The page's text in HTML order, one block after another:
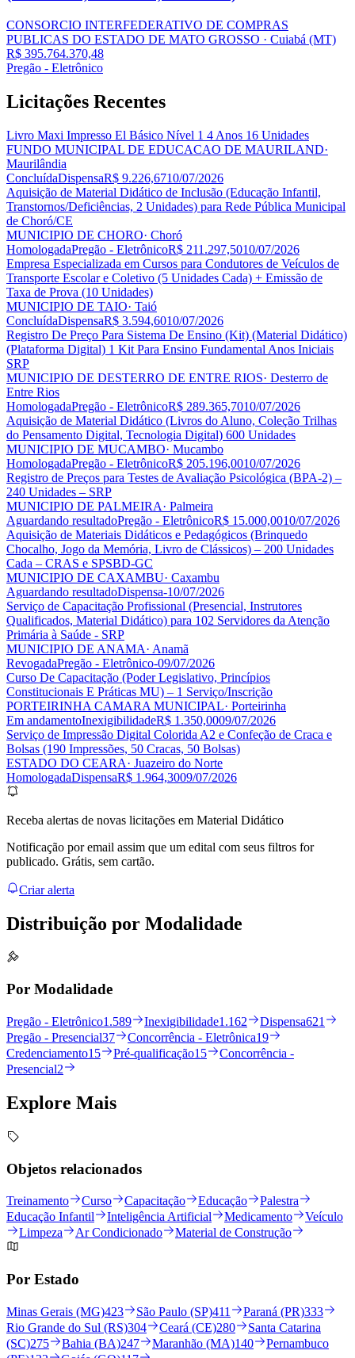
CONSORCIO INTERFEDERATIVO DE COMPRAS
PUBLICAS DO ESTADO DE MATO GROSSO · Cuiabá (MT)
R$ 395.764.370,48
Pregão - Eletrônico
Licitações Recentes
Livro Maxi Impresso El Básico Nível 1 4 Anos 16 Unidades
FUNDO MUNICIPAL DE EDUCACAO DE MAURILAND·
Maurilândia
ConcluídaDispensaR$ 9.226,6710/07/2026
Aquisição de Material Didático de Inclusão (Educação Infantil,
Transtornos/Deficiências, 2 Unidades) para Rede Pública Municipal
de Choró/CE
MUNICIPIO DE CHORO· Choró
HomologadaPregão - EletrônicoR$ 211.297,5010/07/2026
Empresa Especializada em Cursos para Condutores de Veículos de
Transporte Escolar e Coletivo (5 Unidades Cada) + Emissão de
Taxa de Prova (10 Unidades)
MUNICIPIO DE TAIO· Taió
ConcluídaDispensaR$ 3.594,6010/07/2026
Registro De Preço Para Sistema De Ensino (Kit) (Material Didático)
(Plataforma Digital) 1 Kit Para Ensino Fundamental Anos Iniciais
SRP
MUNICIPIO DE DESTERRO DE ENTRE RIOS· Desterro de
Entre Rios
HomologadaPregão - EletrônicoR$ 289.365,7010/07/2026
Aquisição de Material Didático (Livros do Aluno, Coleção Trilhas
do Pensamento Digital, Tecnologia Digital) 600 Unidades
MUNICIPIO DE MUCAMBO· Mucambo
HomologadaPregão - EletrônicoR$ 205.196,0010/07/2026
Registro de Preços para Testes de Avaliação Psicológica (BPA-2) –
240 Unidades – SRP
MUNICIPIO DE PALMEIRA· Palmeira
Aguardando resultadoPregão - EletrônicoR$ 15.000,0010/07/2026
Aquisição de Materiais Didáticos e Pedagógicos (Brinquedo
Chocalho, Jogo da Memória, Livro de Clássicos) – 200 Unidades
Cada – CRAS e SPSBD-GC
MUNICIPIO DE CAXAMBU· Caxambu
Aguardando resultadoDispensa-10/07/2026
Serviço de Capacitação Profissional (Presencial, Instrutores
Qualificados, Material Didático) para 102 Servidores da Atenção
Primária à Saúde - SRP
MUNICIPIO DE ANAMA· Anamã
RevogadaPregão - Eletrônico-09/07/2026
Curso De Capacitação (Poder Legislativo, Princípios
Constitucionais E Práticas MU) – 1 Serviço/Inscrição
PORTEIRINHA CAMARA MUNICIPAL· Porteirinha
Em andamentoInexigibilidadeR$ 1.350,0009/07/2026
Serviço de Impressão Digital Colorida A2 e Confeção de Craca e
Bolsas (190 Impressões, 50 Cracas, 50 Bolsas)
ESTADO DO CEARA· Juazeiro do Norte
HomologadaDispensaR$ 1.964,3009/07/2026
Receba alertas de novas licitações em Material Didático
Notificação por email assim que um edital com seus filtros for
publicado. Grátis, sem cartão.
Criar alerta
Distribuição por Modalidade
Por Modalidade
Pregão - Eletrônico1.589 Inexigibilidade1.162 Dispensa621
Pregão - Presencial37 Concorrência - Eletrônica19
Credenciamento15 Pré-qualificação15
Concorrência -
Presencial2
Explore Mais
Objetos relacionados
Treinamento Curso Capacitação Educação
Palestra
Educação Infantil
Inteligência Artificial Medicamento
Veículo
Limpeza
Ar Condicionado Material de Construção
Por Estado
Minas Gerais (MG)423 São Paulo (SP)411 Paraná (PR)333
Rio Grande do Sul (RS)304 Ceará (CE)280
Santa Catarina
(SC)275 Bahia (BA)247 Maranhão (MA)140
Pernambuco